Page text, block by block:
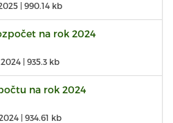
| 990.14 kb
na rok 2024
| 935.3 kb
na rok 2024
| 934.61 kb